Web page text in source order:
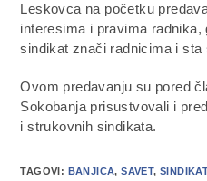
Leskovca na početku
interesima i pravima
sindikat znači radnicima i sta
Ovom predavanju su pored
Sokobanja prisustvovali i
i strukovnih sindikata.
TAGOVI: BANJICA, SAVET,